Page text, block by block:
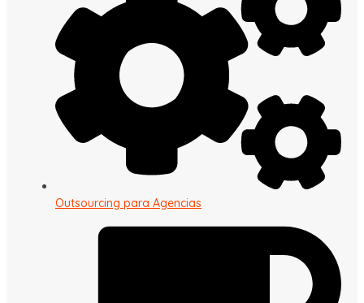
Outsourcing para Agencias